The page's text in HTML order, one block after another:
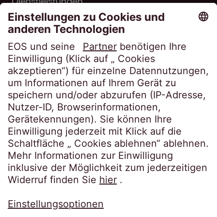
Über EOS
Karriere
Folgen Sie uns auf
Datenschutzerklärung